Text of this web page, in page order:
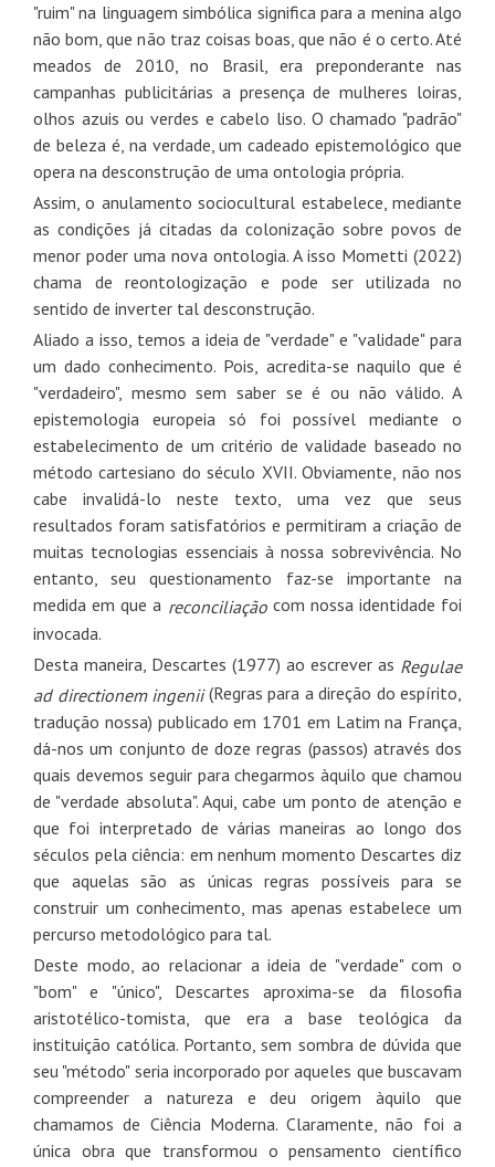
"ruim" na linguagem simbólica significa para a menina algo
não bom, que não traz coisas boas, que não é o certo. Até
meados de 2010, no Brasil, era preponderante nas
campanhas publicitárias a presença de mulheres loiras,
olhos azuis ou verdes e cabelo liso. O chamado "padrão"
de beleza é, na verdade, um cadeado epistemológico que
opera na desconstrução de uma ontologia própria.
Assim, o anulamento sociocultural estabelece, mediante
as condições já citadas da colonização sobre povos de
menor poder uma nova ontologia. A isso Mometti (2022)
chama de reontologização e pode ser utilizada no
sentido de inverter tal desconstrução.
Aliado a isso, temos a ideia de "verdade" e "validade" para
um dado conhecimento. Pois, acredita-se naquilo que é
"verdadeiro", mesmo sem saber se é ou não válido. A
epistemologia europeia só foi possível mediante o
estabelecimento de um critério de validade baseado no
método cartesiano do século XVII. Obviamente, não nos
cabe invalidá-lo neste texto, uma vez que seus
resultados foram satisfatórios e permitiram a criação de
muitas tecnologias essenciais à nossa sobrevivência. No
entanto, seu questionamento faz-se importante na
medida em que a reconciliaçãocom nossa identidade foi
invocada.
Desta maneira, Descartes (1977) ao escrever as Regulae
ad directionem ingenii(Regras para a direção do espírito,
tradução nossa) publicado em 1701 em Latim na França,
dá-nos um conjunto de doze regras (passos) através dos
quais devemos seguir para chegarmos àquilo que chamou
de "verdade absoluta". Aqui, cabe um ponto de atenção e
que foi interpretado de várias maneiras ao longo dos
séculos pela ciência: em nenhum momento Descartes diz
que aquelas são as únicas regras possíveis para se
construir um conhecimento, mas apenas estabelece um
percurso metodológico para tal.
Deste modo, ao relacionar a ideia de "verdade" com o
"bom" e "único", Descartes aproxima-se da filosofia
aristotélico-tomista, que era a base teológica da
instituição católica. Portanto, sem sombra de dúvida que
seu "método" seria incorporado por aqueles que buscavam
compreender a natureza e deu origem àquilo que
chamamos de Ciência Moderna. Claramente, não foi a
única obra que transformou o pensamento científico